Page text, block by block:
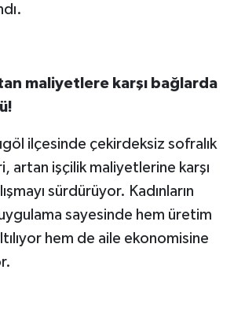
maliyetlere karşı bağlarda
ilçesinde çekirdeksiz sofralık
artan işçilik maliyetlerine karşı
sürdürüyor. Kadınların
sayesinde hem üretim
hem de aile ekonomisine